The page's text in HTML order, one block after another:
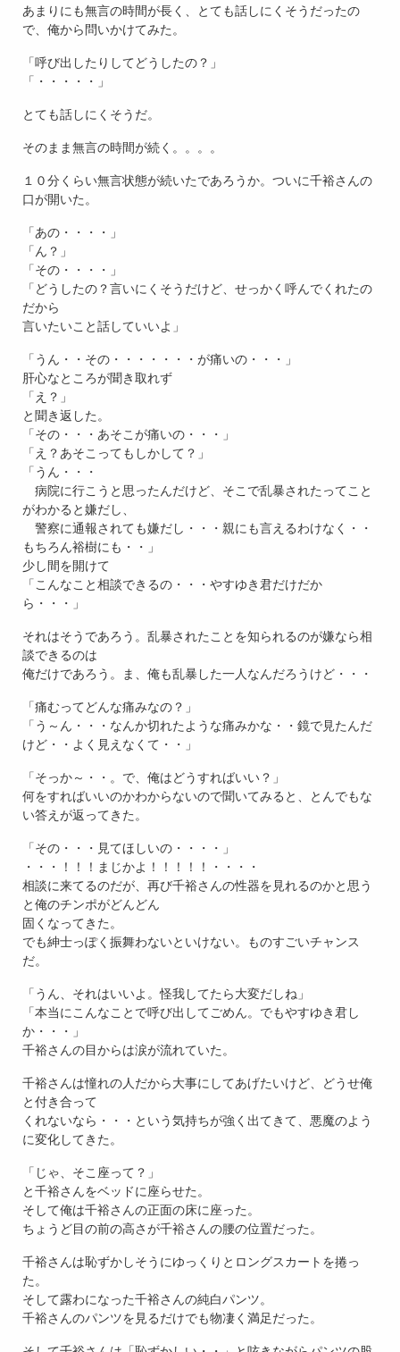
あまりにも無言の時間が長く、とても話しにくそうだったの
で、俺から問いかけてみた。
「呼び出したりしてどうしたの？」
「・・・・・」
とても話しにくそうだ。
そのまま無言の時間が続く。。。。
１０分くらい無言状態が続いたであろうか。ついに千裕さんの
口が開いた。
「あの・・・・」
「ん？」
「その・・・・」
「どうしたの？言いにくそうだけど、せっかく呼んでくれたの
だから
言いたいこと話していいよ」
「うん・・その・・・・・・・が痛いの・・・」
肝心なところが聞き取れず
「え？」
と聞き返した。
「その・・・あそこが痛いの・・・」
「え？あそこってもしかして？」
「うん・・・
病院に行こうと思ったんだけど、そこで乱暴されたってこと
がわかると嫌だし、
警察に通報されても嫌だし・・・親にも言えるわけなく・・
もちろん裕樹にも・・」
少し間を開けて
「こんなこと相談できるの・・・やすゆき君だけだか
ら・・・」
それはそうであろう。乱暴されたことを知られるのが嫌なら相
談できるのは
俺だけであろう。ま、俺も乱暴した一人なんだろうけど・・・
「痛むってどんな痛みなの？」
「う～ん・・・なんか切れたような痛みかな・・鏡で見たんだ
けど・・よく見えなくて・・」
「そっか～・・。で、俺はどうすればいい？」
何をすればいいのかわからないので聞いてみると、とんでもな
い答えが返ってきた。
「その・・・見てほしいの・・・・」
・・・！！！まじかよ！！！！！・・・・
相談に来てるのだが、再び千裕さんの性器を見れるのかと思う
と俺のチンポがどんどん
固くなってきた。
でも紳士っぽく振舞わないといけない。ものすごいチャンス
だ。
「うん、それはいいよ。怪我してたら大変だしね」
「本当にこんなことで呼び出してごめん。でもやすゆき君し
か・・・」
千裕さんの目からは涙が流れていた。
千裕さんは憧れの人だから大事にしてあげたいけど、どうせ俺
と付き合って
くれないなら・・・という気持ちが強く出てきて、悪魔のよう
に変化してきた。
「じゃ、そこ座って？」
と千裕さんをベッドに座らせた。
そして俺は千裕さんの正面の床に座った。
ちょうど目の前の高さが千裕さんの腰の位置だった。
千裕さんは恥ずかしそうにゆっくりとロングスカートを捲っ
た。
そして露わになった千裕さんの純白パンツ。
千裕さんのパンツを見るだけでも物凄く満足だった。